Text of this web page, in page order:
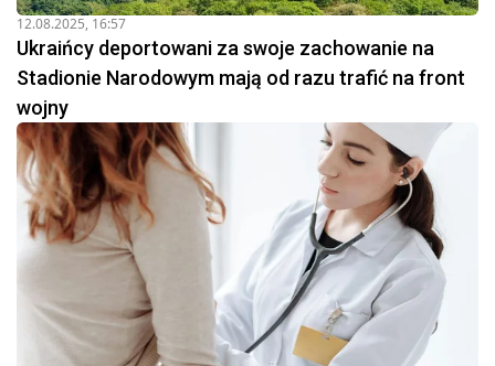
12.08.2025, 16:57
Ukraińcy deportowani za swoje zachowanie na
Stadionie Narodowym mają od razu trafić na front
wojny